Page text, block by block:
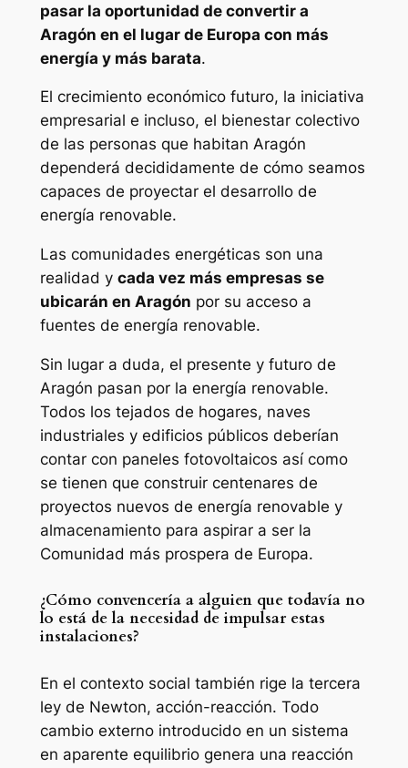
pasar la oportunidad de convertir a
Aragón en el lugar de Europa con más
energía y más barata.
El crecimiento económico futuro, la iniciativa
empresarial e incluso, el bienestar colectivo
de las personas que habitan Aragón
dependerá decididamente de cómo seamos
capaces de proyectar el desarrollo de
energía renovable.
Las comunidades energéticas son una
realidad y cada vez más empresas se
ubicarán en Aragón por su acceso a
fuentes de energía renovable.
Sin lugar a duda, el presente y futuro de
Aragón pasan por la energía renovable.
Todos los tejados de hogares, naves
industriales y edificios públicos deberían
contar con paneles fotovoltaicos así como
se tienen que construir centenares de
proyectos nuevos de energía renovable y
almacenamiento para aspirar a ser la
Comunidad más prospera de Europa.
¿Cómo convencería a alguien que todavía no
lo está de la necesidad de impulsar estas
instalaciones?
En el contexto social también rige la tercera
ley de Newton, acción-reacción. Todo
cambio externo introducido en un sistema
en aparente equilibrio genera una reacción